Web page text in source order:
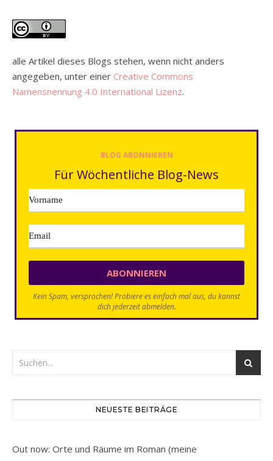
alle Artikel dieses Blogs stehen, wenn nicht anders
angegeben, unter einer Creative Commons
Namensnennung 4.0 International Lizenz.
BLOG ABONNIEREN
Für Wöchentliche Blog-News
Kein Spam, versprochen! Probiere es einfach mal aus, du kannst
dich jederzeit abmelden.
NEUESTE BEITRÄGE
Out now: Orte und Räume im Roman (meine